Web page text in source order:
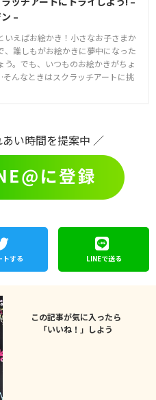
–
いえばお絵かき！小さなお子さまか
、誰しもがお絵かきに夢中になった
う。でも、いつものお絵かきがちょ
んなときはスクラッチアートに挑
い時間を提案中 ／
トする LINEで送る
この記事が気に入ったら
「いいね！」しよう